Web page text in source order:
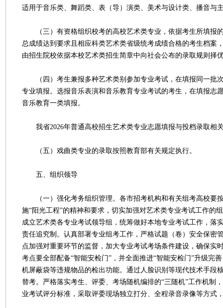
适用于音乐类、舞蹈类、表（导）演类、美术与设计类、播音与
（三）有资格组织校考的高校艺术类专业，依据考生所填报
总成绩达到要求且相应科类艺术类省级统考成绩合格的考生档案
由招生院校依据本校艺术类招生简章中向社会公布的录取规则择
（四）考生兼报多种艺术类别参加专业考试，在填报同一批
专业填报。选报音乐表演和音乐教育专业考试的考生，在填报志
音乐教育一类填报。
我省2026年普通高校招生艺术类专业志愿填报与投档录取相
（五）戏曲类专业的录取按照教育部有关规定执行。
五、组织领导
（一）强化考务组织管理。各市招考机构和有关组考高校要
施“阳光工程”的精神和要求，切实加强对艺术类专业考试工作的
成立艺术类各专业考试领导组，统筹做好本地专业考试工作，落
责任追究制。认真部署专业组考工作，严格试题（卷）安全保密
点加强对重要环节的监督，加大专业考试考场条件建设，确保实
考点要全部配备“智能安检门”，并全面推进“智能安检门”升级完
机屏蔽袋等违规物品的检出功能。通过人脸识别等现代技术手段
替考。严格落实考生、评委、考场随机编排的“三随机”工作机制
业考试评分标准，采取评委现场独立打分、全程录音录像等方式